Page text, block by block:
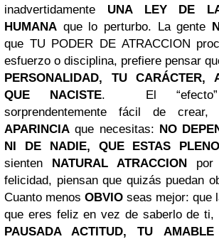
inadvertidamente UNA LEY DE
HUMANA que lo perturbo. La gente
que TU PODER DE ATRACCION
esfuerzo o disciplina, prefiere pensar
PERSONALIDAD, TU CARÁCTER,
QUE NACISTE. El
sorprendentemente fácil de
APARINCIA que necesitas: NO
NI DE NADIE, QUE ESTAS PLENO
sienten NATURAL ATRACCION por
felicidad, piensan que quizás puedan
Cuanto menos OBVIO seas mejor: que
que eres feliz en vez de saberlo de
PAUSADA ACTITUD, TU